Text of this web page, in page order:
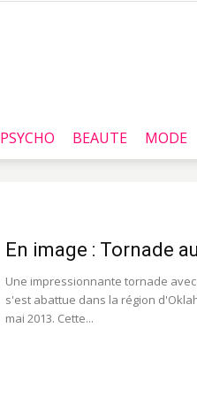
PSYCHO BEAUTE MODE
En image : Tornade
Une impressionnante tornade
s'est abattue dans la région
mai 2013. Cette...